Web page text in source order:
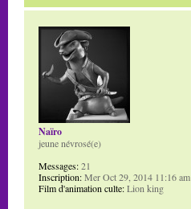
Naïro
jeune névrosé(e)
Messages:21
Inscription:Mer Oct 29, 2014 11:16 am
Film d'animation culte:Lion king